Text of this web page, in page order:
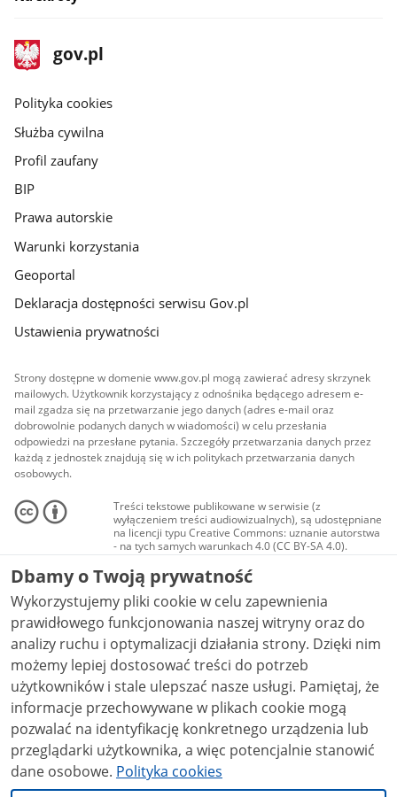
stopka
gov.pl
Strona
gov.pl
gov.pl
Polityka cookies
Służba cywilna
Profil zaufany
BIP
Prawa autorskie
Warunki korzystania
Geoportal
Deklaracja dostępności serwisu Gov.pl
Ustawienia prywatności
Strony dostępne w domenie www.gov.pl mogą zawierać adresy skrzynek
mailowych. Użytkownik korzystający z odnośnika będącego adresem e-
mail zgadza się na przetwarzanie jego danych (adres e-mail oraz
dobrowolnie podanych danych w wiadomości) w celu przesłania
odpowiedzi na przesłane pytania. Szczegóły przetwarzania danych przez
każdą z jednostek znajdują się w ich politykach przetwarzania danych
osobowych.
Treści tekstowe publikowane w serwisie (z
wyłączeniem treści audiowizualnych), są udostępniane
na licencji typu Creative Commons: uznanie autorstwa
- na tych samych warunkach 4.0 (CC BY-SA 4.0).
Materiały audiowizualne, w tym zdjęcia, materiały
audio i wideo, są udostępniane na licencji typu
Creative Commons: uznanie autorstwa użycie
niekomercyjne - bez utworów zależnych 4.0 (CC BY-
NC-ND 4.0), o ile nie jest to stwierdzone inaczej.
Dbamy o Twoją prywatność
Wykorzystujemy pliki cookie w celu zapewnienia
prawidłowego funkcjonowania naszej witryny oraz do
analizy ruchu i optymalizacji działania strony. Dzięki nim
możemy lepiej dostosować treści do potrzeb
użytkowników i stale ulepszać nasze usługi. Pamiętaj, że
informacje przechowywane w plikach cookie mogą
pozwalać na identyfikację konkretnego urządzenia lub
przeglądarki użytkownika, a więc potencjalnie stanowić
dane osobowe. Polityka cookies